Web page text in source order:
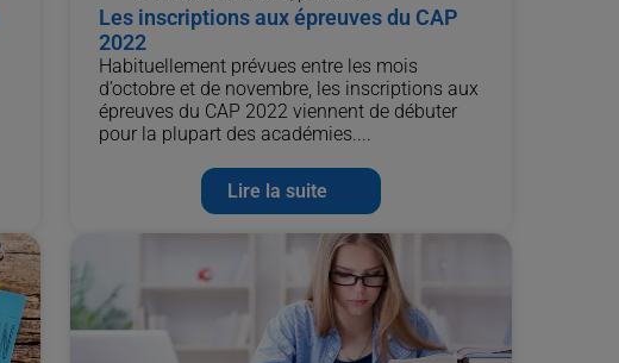
Les inscriptions aux épreuves du CAP
2022
Habituellement prévues entre les mois
d’octobre et de novembre, les inscriptions aux
épreuves du CAP 2022 viennent de débuter
pour la plupart des académies....
Lire la suite